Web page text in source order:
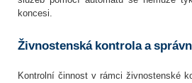
koncesi.
Živnostenská kontrola a
Kontrolní činnost v rámci živnostenské